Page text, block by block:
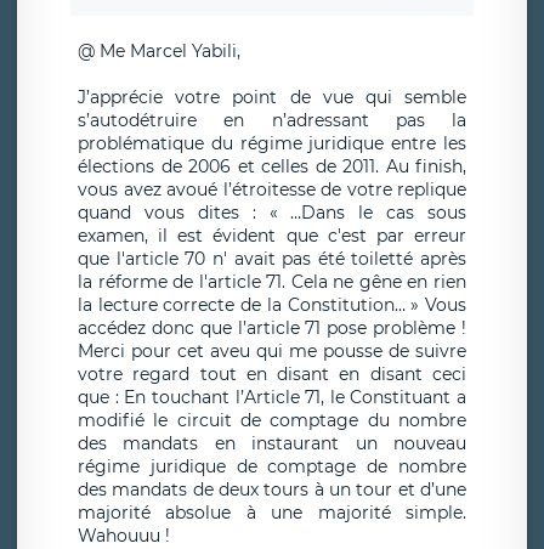
@ Me Marcel Yabili,
J’apprécie votre point de vue qui semble
s’autodétruire en n’adressant pas la
problématique du régime juridique entre les
élections de 2006 et celles de 2011. Au finish,
vous avez avoué l’étroitesse de votre replique
quand vous dites : « …Dans le cas sous
examen, il est évident que c'est par erreur
que l'article 70 n' avait pas été toiletté après
la réforme de l'article 71. Cela ne gêne en rien
la lecture correcte de la Constitution… » Vous
accédez donc que l’article 71 pose problème !
Merci pour cet aveu qui me pousse de suivre
votre regard tout en disant en disant ceci
que : En touchant l’Article 71, le Constituant a
modifié le circuit de comptage du nombre
des mandats en instaurant un nouveau
régime juridique de comptage de nombre
des mandats de deux tours à un tour et d’une
majorité absolue à une majorité simple.
Wahouuu !